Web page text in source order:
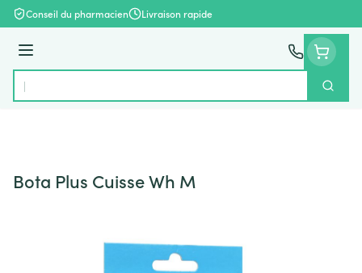
Aller au contenu
Conseil du pharmacien Livraison rapide
Menu
Rechercher
Bota Plus Cuisse Wh M